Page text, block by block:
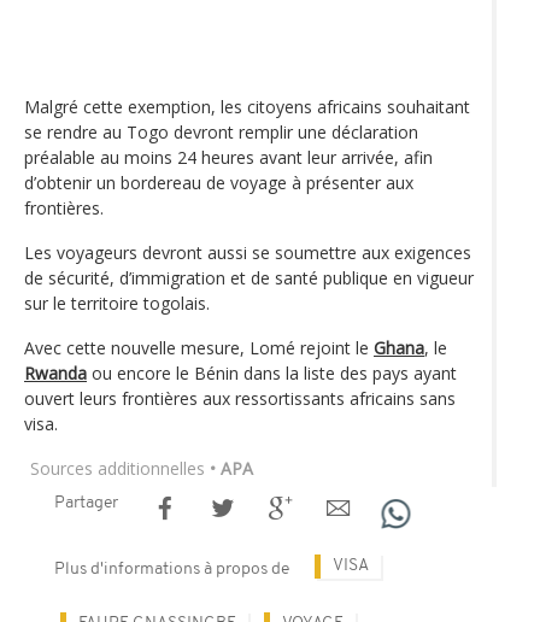
Malgré cette exemption, les citoyens africains souhaitant
se rendre au Togo devront remplir une déclaration
préalable au moins 24 heures avant leur arrivée, afin
d’obtenir un bordereau de voyage à présenter aux
frontières.
Les voyageurs devront aussi se soumettre aux exigences
de sécurité, d’immigration et de santé publique en vigueur
sur le territoire togolais.
Avec cette nouvelle mesure, Lomé rejoint le Ghana, le
Rwanda ou encore le Bénin dans la liste des pays ayant
ouvert leurs frontières aux ressortissants africains sans
visa.
Sources additionnelles • APA
Partager
Plus d'informations à propos de VISA